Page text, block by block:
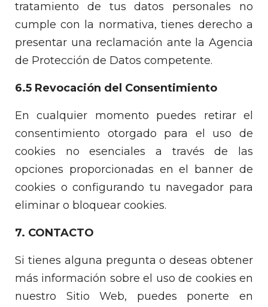
tratamiento de tus datos personales no
cumple con la normativa, tienes derecho a
presentar una reclamación ante la Agencia
de Protección de Datos competente.
6.5 Revocación del Consentimiento
En cualquier momento puedes retirar el
consentimiento otorgado para el uso de
cookies no esenciales a través de las
opciones proporcionadas en el banner de
cookies o configurando tu navegador para
eliminar o bloquear cookies.
7. CONTACTO
Si tienes alguna pregunta o deseas obtener
más información sobre el uso de cookies en
nuestro Sitio Web, puedes ponerte en